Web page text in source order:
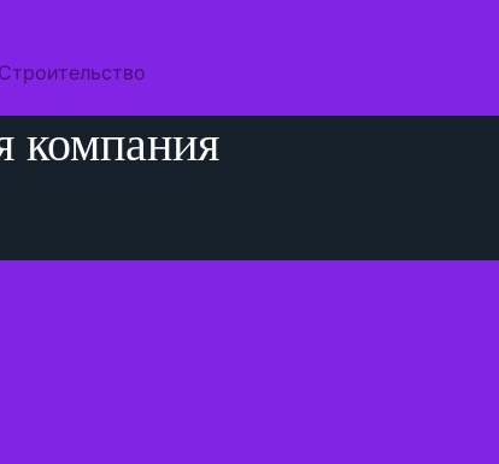
Строительство
компания